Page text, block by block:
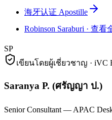
海牙认证 Apostille
Robinson Saraburi · 查看
SP
เขียนโดยผู้เชี่ยวชาญ · iVC
Saranya P. (ศรัญญา ป.)
Senior Consultant — APAC